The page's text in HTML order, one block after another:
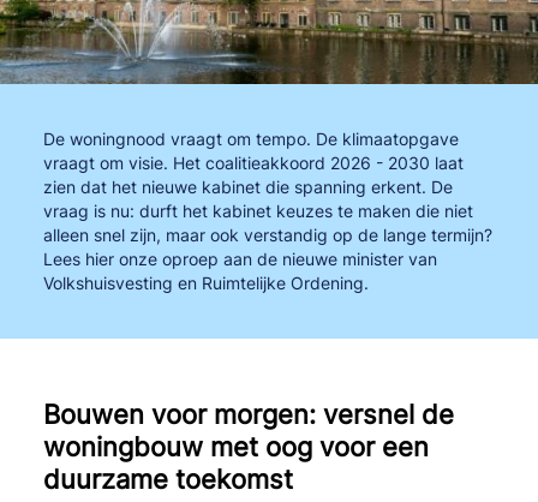
De woningnood vraagt om tempo. De klimaatopgave
vraagt om visie. Het coalitieakkoord 2026 - 2030 laat
zien dat het nieuwe kabinet die spanning erkent. De
vraag is nu: durft het kabinet keuzes te maken die niet
alleen snel zijn, maar ook verstandig op de lange termijn?
Lees hier onze oproep aan de nieuwe minister van
Volkshuisvesting en Ruimtelijke Ordening.
Bouwen voor morgen: versnel de
woningbouw met oog voor een
duurzame toekomst